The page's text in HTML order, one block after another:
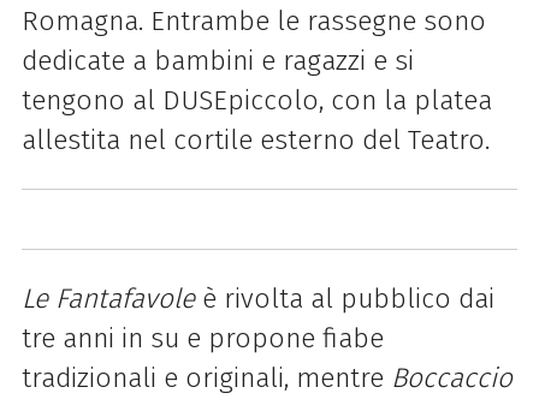
Romagna. Entrambe le rassegne sono
dedicate a bambini e ragazzi e si
tengono al DUSEpiccolo, con la platea
allestita nel cortile esterno del Teatro.
Le Fantafavoleè rivolta al pubblico dai
tre anni in su e propone fiabe
tradizionali e originali, mentre Boccaccio